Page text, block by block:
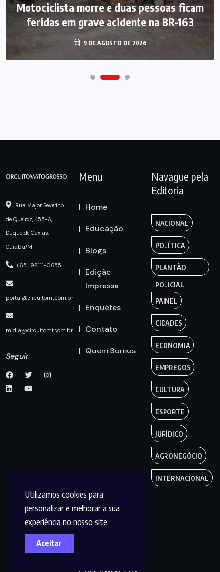
Utilizamos cookies para
personalizar e melhorar a sua
experiência no nosso site.
Aceitar
Motociclista morre e duas pessoas ficam
feridas em grave acidente na BR-163
9 DE AGOSTO DE 2026
Rua Major Severino
de Queiroz, 455-A,
Duque de Caxias,
Cuiabá/MT
(65) 98111-0655
portal@circuitomt.com.br
midia@circuitomt.com.br
Seguir
Menu
Home
Educação
Blogs
Edição
Impressa
Enquetes
Contato
Quem Somos
Navague pela
Editoria
NACIONAL
POLÍTICA
PLANTÃO
POLICIAL
PAINEL
CIDADES
ECONOMIA
EMPREGOS
CULTURA
ESPORTE
JURÍDICO
AGRONEGÓCIO
INTERNACIONAL